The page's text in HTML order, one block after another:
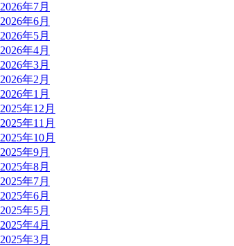
2026年7月
2026年6月
2026年5月
2026年4月
2026年3月
2026年2月
2026年1月
2025年12月
2025年11月
2025年10月
2025年9月
2025年8月
2025年7月
2025年6月
2025年5月
2025年4月
2025年3月